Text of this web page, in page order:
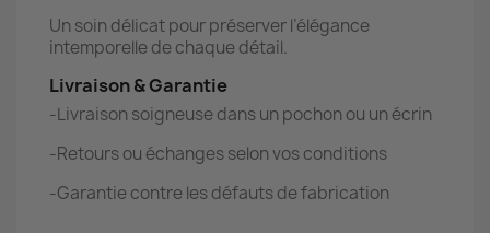
Un soin délicat pour préserver l’élégance
intemporelle de chaque détail.
Livraison & Garantie
-Livraison soigneuse dans un pochon ou un écrin
-Retours ou échanges selon vos conditions
-Garantie contre les défauts de fabrication